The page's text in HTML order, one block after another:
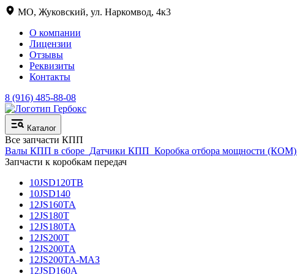
МО, Жуковский, ул. Наркомвод, 4к3
О компании
Лицензии
Отзывы
Реквизиты
Контакты
8 (916) 485-88-08
Каталог
Все запчасти КПП
Валы КПП в сборе Датчики КПП Коробка отбора мощности (КОМ)
Запчасти к коробкам передач
10JSD120TB
10JSD140
12JS160TA
12JS180T
12JS180TA
12JS200T
12JS200TA
12JS200TA-МАЗ
12JSD160A